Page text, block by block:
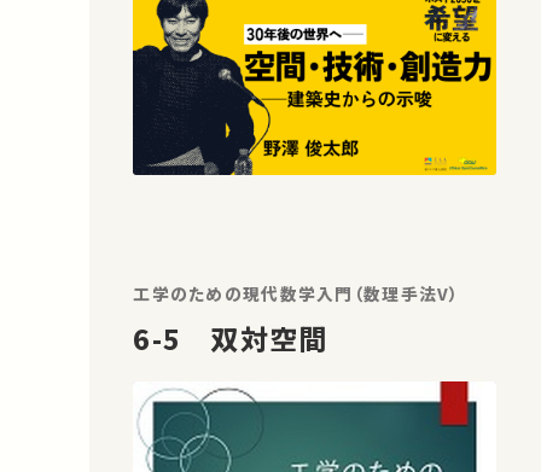
工学のための現代数学入門（数理手法V）
6-5 双対空間